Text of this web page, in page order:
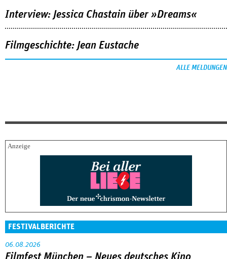
Interview: Jessica Chastain über »Dreams«
Filmgeschichte: Jean Eustache
ALLE MELDUNGEN